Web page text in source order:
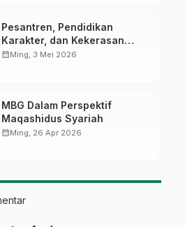
Pesantren, Pendidikan
Karakter, dan Kekerasan
Seksual
calendar_monthMing, 3 Mei 2026
MBG Dalam Perspektif
Maqashidus Syariah
calendar_monthMing, 26 Apr 2026